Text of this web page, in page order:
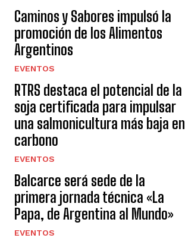
Caminos y Sabores impulsó la
promoción de los Alimentos
Argentinos
EVENTOS
RTRS destaca el potencial de la
soja certificada para impulsar
una salmonicultura más baja en
carbono
EVENTOS
Balcarce será sede de la
primera jornada técnica «La
Papa, de Argentina al Mundo»
EVENTOS